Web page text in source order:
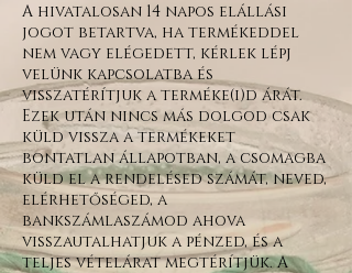
A hivatalosan 14 napos elállási
jogot betartva, ha termékeddel
nem vagy elégedett, kérlek lépj
velünk kapcsolatba és
visszatérítjuk a terméke(i)d árát.
Ezek után nincs más dolgod csak
küld vissza a termékeket
bontatlan állapotban, a csomagba
küld el a rendelésed számát, neved,
elérhetőséged, a
bankszámlaszámod ahova
visszautalhatjuk a pénzed, és a
teljes vételárat megtérítjük. A